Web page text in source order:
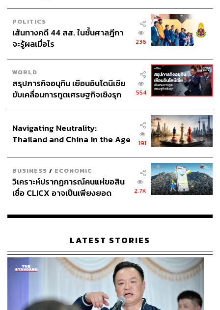
POLITICS
เส้นทางคดี 44 สส. ในชั้นศาลฎีกา
จะรู้ผลเมื่อไร
236
WORLD
สรุปภารกิจอนุทิน เยือนอินโดนีเซีย
ขับเคลื่อนการทูตเศรษฐกิจเชิงรุก
554
Navigating Neutrality:
Thailand and China in the Age
191
BUSINESS / ECONOMIC
วิเคราะห์ปรากฏการณ์คนแห่ขอสิน
เชื่อ CLICX อาจเป็นเพียงยอด
เรือนไทยที่ถูกซุกไว้
2.7K
LATEST STORIES